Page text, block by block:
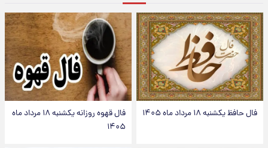
فال حافظ یکشنبه ۱۸ مرداد ماه ۱۴۰۵
فال قهوه روزانه یکشنبه ۱۸ مرداد ماه
۱۴۰۵